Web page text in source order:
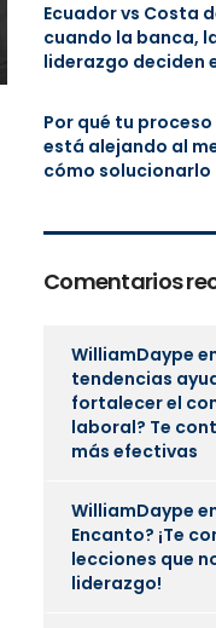
Ecuador vs Costa
cuando la banca,
liderazgo deciden
Por qué tu
está alejando al
cómo solucionarlo
Comentarios
WilliamDaype
tendencias
fortalecer el
laboral? Te
más efectivas
WilliamDaype
Encanto? ¡Te
lecciones que
liderazgo!